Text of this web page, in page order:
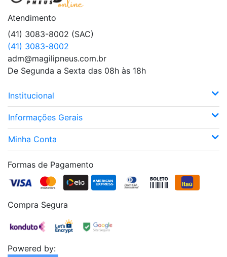
Atendimento
(41) 3083-8002 (SAC)
(41) 3083-8002
adm@magilipneus.com.br
De Segunda a Sexta das 08h às 18h
Institucional
Informações Gerais
Minha Conta
Formas de Pagamento
Compra Segura
Powered by: